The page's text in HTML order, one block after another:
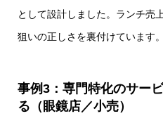
として設計しました。ランチ売
狙いの正しさを裏付けています。
事例3：専門特化のサー
る（眼鏡店／小売）